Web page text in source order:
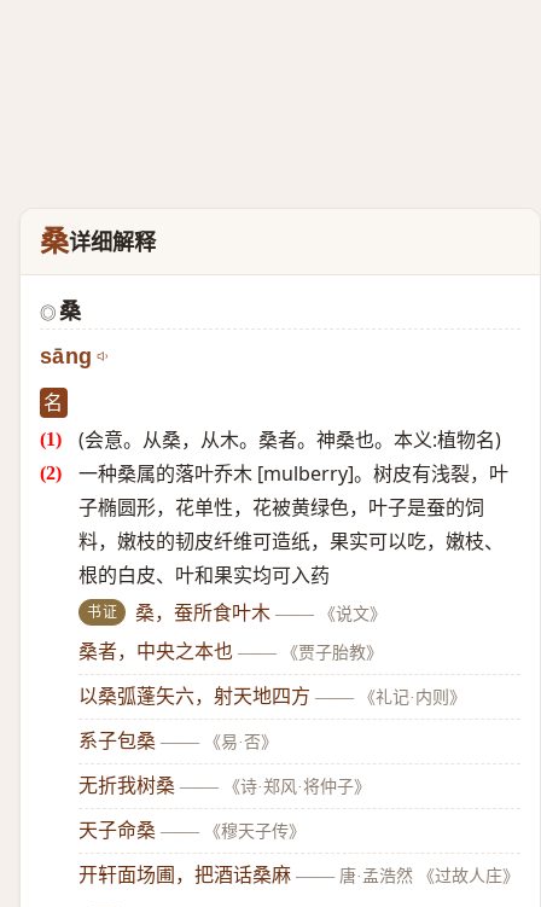
桑详细解释
◎ 桑
sāng
名
(会意。从桑，从木。桑者。神桑也。本义:植物名)
一种桑属的落叶乔木 [mulberry]。树皮有浅裂，叶
子椭圆形，花单性，花被黄绿色，叶子是蚕的饲
料，嫩枝的韧皮纤维可造纸，果实可以吃，嫩枝、
根的白皮、叶和果实均可入药
书证 桑，蚕所食叶木 —— 《说文》
桑者，中央之本也 —— 《贾子胎教》
以桑弧蓬矢六，射天地四方 —— 《礼记·内则》
系子包桑 —— 《易·否》
无折我树桑 —— 《诗·郑风·将仲子》
天子命桑 —— 《穆天子传》
开轩面场圃，把酒话桑麻 —— 唐·孟浩然 《过故人庄》